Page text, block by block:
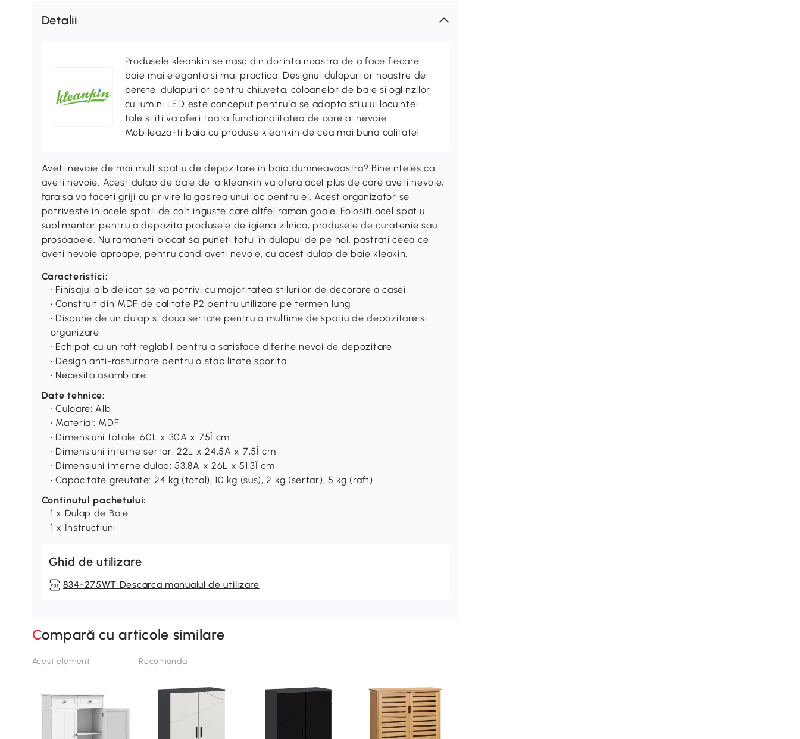
Detalii
Produsele kleankin se nasc din dorinta noastra de a face fiecare
baie mai eleganta si mai practica. Designul dulapurilor noastre de
perete, dulapurilor pentru chiuveta, coloanelor de baie si oglinzilor
cu lumini LED este conceput pentru a se adapta stilului locuintei
tale si iti va oferi toata functionalitatea de care ai nevoie.
Mobileaza-ti baia cu produse kleankin de cea mai buna calitate!
Aveti nevoie de mai mult spatiu de depozitare in baia dumneavoastra? Bineinteles ca
aveti nevoie. Acest dulap de baie de la kleankin va ofera acel plus de care aveti nevoie,
fara sa va faceti griji cu privire la gasirea unui loc pentru el. Acest organizator se
potriveste in acele spatii de colt inguste care altfel raman goale. Folositi acel spatiu
suplimentar pentru a depozita produsele de igiena zilnica, produsele de curatenie sau
prosoapele. Nu ramaneti blocat sa puneti totul in dulapul de pe hol, pastrati ceea ce
aveti nevoie aproape, pentru cand aveti nevoie, cu acest dulap de baie kleakin.
Caracteristici:
• Finisajul alb delicat se va potrivi cu majoritatea stilurilor de decorare a casei
• Construit din MDF de calitate P2 pentru utilizare pe termen lung
• Dispune de un dulap si doua sertare pentru o multime de spatiu de depozitare si
organizare
• Echipat cu un raft reglabil pentru a satisface diferite nevoi de depozitare
• Design anti-rasturnare pentru o stabilitate sporita
• Necesita asamblare
Date tehnice:
• Culoare: Alb
• Material: MDF
• Dimensiuni totale: 60L x 30A x 75Î cm
• Dimensiuni interne sertar: 22L x 24,5A x 7,5Î cm
• Dimensiuni interne dulap: 53,8A x 26L x 51,3Î cm
• Capacitate greutate: 24 kg (total), 10 kg (sus), 2 kg (sertar), 5 kg (raft)
Continutul pachetului:
1 x Dulap de Baie
1 x Instructiuni
Ghid de utilizare
834-275WT Descarca manualul de utilizare
Compară cu articole similare
Acest element Recomanda